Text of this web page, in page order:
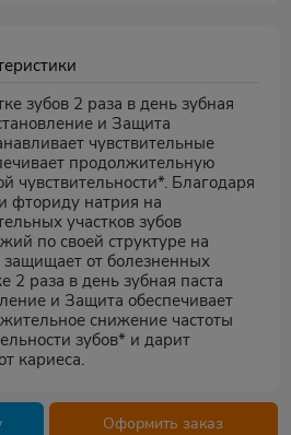
зубов 2 раза в день зубная
и Защита
чувствительные
продолжительную
чувствительности*. Благодаря
фториду натрия на
участков зубов
по своей структуре на
защищает от болезненных
2 раза в день зубная паста
и Защита обеспечивает
снижение частоты
зубов* и дарит
кариеса.
Оформить заказ